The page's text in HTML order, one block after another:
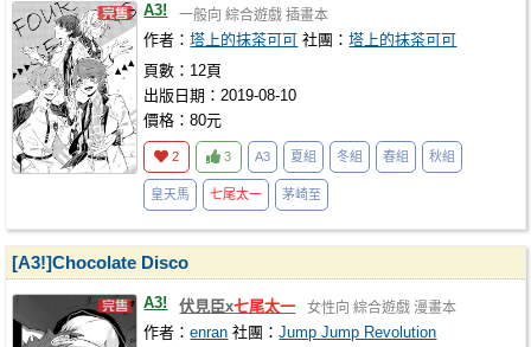
A3! 一般向 綜合遊戲 插畫本
作者：塔上的抹茶可可 社團：塔上的抹茶可可
頁數：12頁
出版日期：2019-08-10
價格：80元
2 3 A3 夏組 冬組 春組 秋組
皇天馬 七尾太一 茅崎至
[A3!]Chocolate Disco
A3! 伏見臣x七尾太一 女性向 綜合遊戲 漫畫本
作者：enran 社團：Jump Jump Revolution